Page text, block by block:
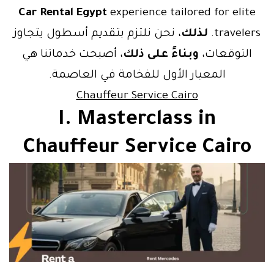
Car Rental Egypt experience tailored for elite
travelers. لذلك، نحن نلتزم بتقديم أسطول يتجاوز
التوقعات، وبناءً على ذلك، أصبحت خدماتنا هي
المعيار الأول للفخامة في العاصمة.
Chauffeur Service Cairo
I. Masterclass in
Chauffeur Service Cairo